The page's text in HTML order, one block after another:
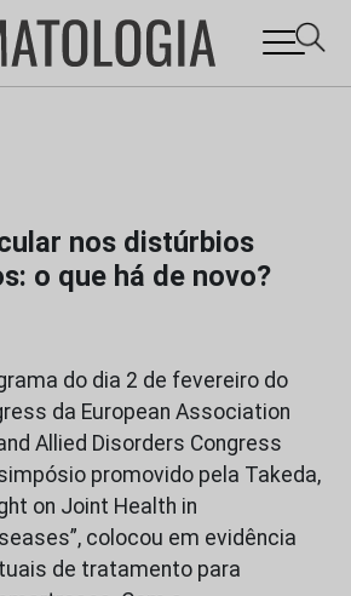
nos distúrbios
o que há de novo?
do dia 2 de fevereiro do
da European Association
Allied Disorders Congress
promovido pela Takeda,
on Joint Health in
colocou em evidência
de tratamento para